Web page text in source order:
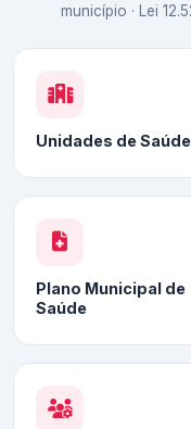
município · Lei
Unidades de Saúde
Plano Municipal de
Saúde